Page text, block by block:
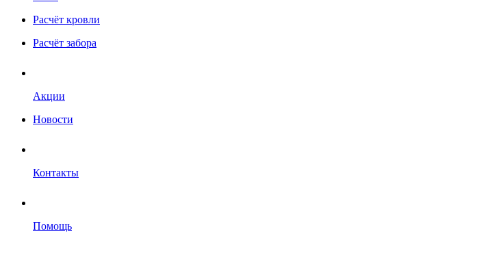
Расчёт кровли
Расчёт забора
Акции
Новости
Контакты
Помощь